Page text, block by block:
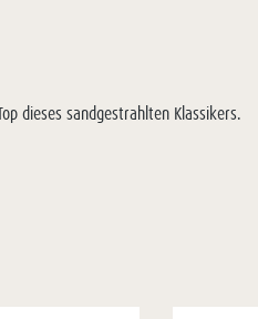
dieses sandgestrahlten Klassikers.